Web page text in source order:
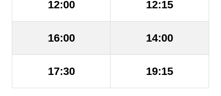
12:00 12:15
16:00 14:00
17:30 19:15